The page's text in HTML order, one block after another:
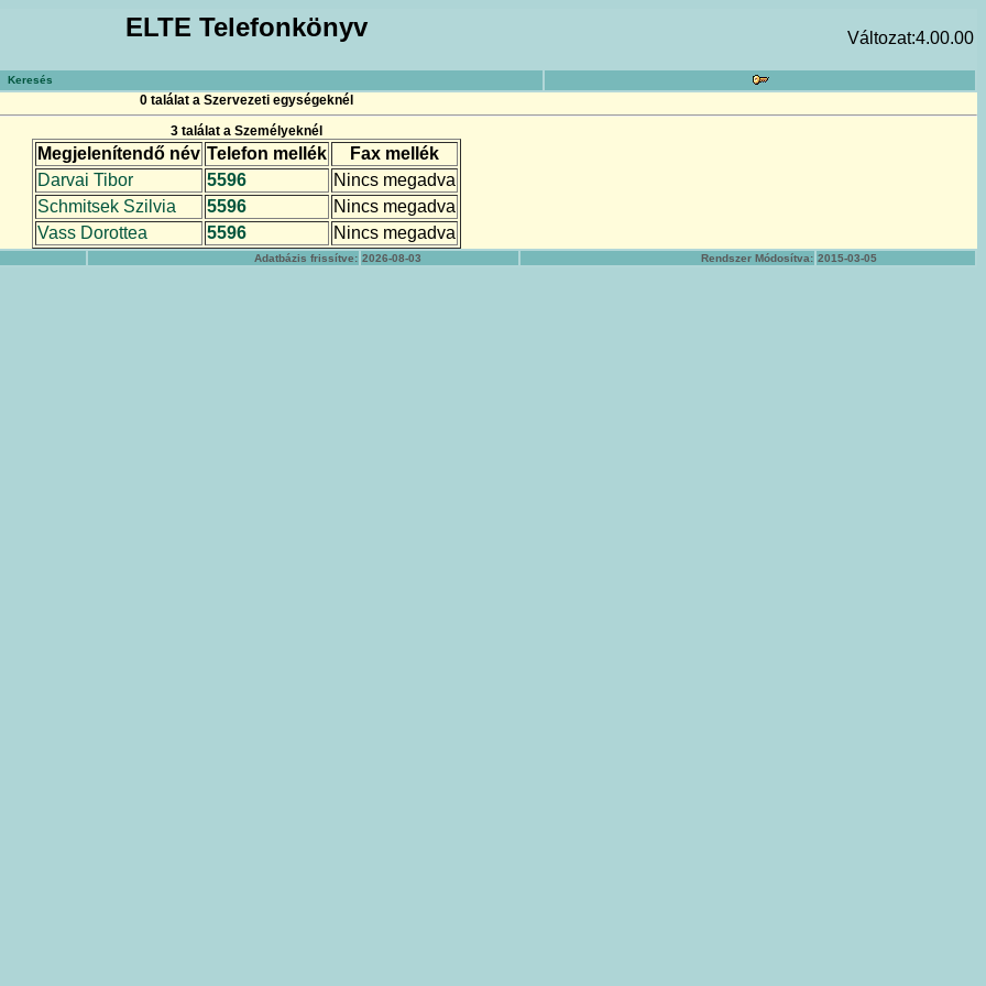
ELTE Telefonkönyv Változat:4.00.00
Keresés
0 találat a Szervezeti egységeknél
3 találat a Személyeknél
Megjelenítendő név Telefon mellék
Fax mellék
Darvai Tibor
5596
Nincs megadva
Schmitsek Szilvia
5596
Nincs megadva
Vass Dorottea
5596 Nincs megadva
Adatbázis frissítve: 2026-08-03 Rendszer Módosítva: 2015-03-05